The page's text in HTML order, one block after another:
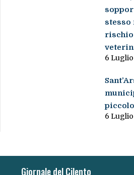
stesso
6
6
Giornale del Cilento